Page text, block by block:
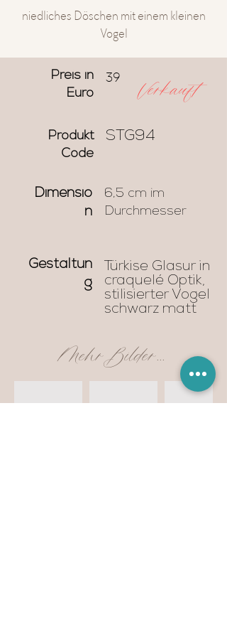
niedliches Döschen mit einem kleinen
Vogel
Preis in
Euro
39 Verkauft
Produkt
Code
STG94
Dimensio
n
6,5 cm im
Durchmesser
Gestaltun
g
Türkise Glasur in
craquelé Optik,
stilisierter Vogel
schwarz matt
Mehr Bilder...